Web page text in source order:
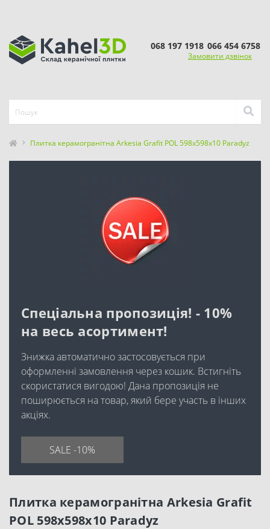
068 197 1918 066 454 6758
Замовити дзвінок
Плитка керамогранітна Arkesia Grafit POL 598x598x10 Paradyz
Спеціальна пропозиція! - 10%
на весь асортимент!
Знижка автоматично застосовується при
оформленні замовлення через кошик. Встигніть
скористатися вигодою! Дана пропозиція не
поширюється на товар, який бере участь в інших
акціях.
SALE -10%
Плитка керамогранітна Arkesia Grafit
POL 598x598x10 Paradyz